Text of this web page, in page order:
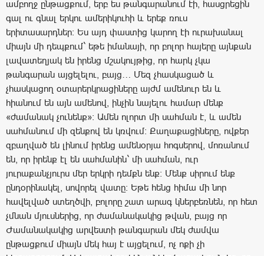
ամբողջ ընթացքում, երբ ես թանգարանում էի, հասցրեցին
գալ ու գնալ երկու ամերիկուհի և երեք ռուս
երիտասարդներ։ Ես այդ փաստից կարող էի ուրախանալ
միայն մի դեպքում` եթե իմանայի, որ բոլոր հայերը այնքան
լավատեղյակ են իրենց մշակույթից, որ հարկ չկա
թանգարան այցելելու, բայց… Մեզ չհասկացած և
չհասկացող օտարերկրացիները այժմ ամենուր են և
հիանում են այն ամենով, ինչին նայելու համար մենք
«ժամանակ չունենք»։ Ամեն ոլորտ մի սահման է, և ամեն
սահմանում մի զենքով են կռվում։ Քաղաքացիները, ովքեր
զբաղված են լինում իրենց ամենօրյա հոգսերով, մոռանում
են, որ իրենք էլ են սահմանին` մի սահման, ուր
յուրաքանչյուրս մեր երկրի դեմքն ենք։ Մենք սիրում ենք
ընդօրինակել, սովորել վատը։ Եթե հենց հիմա մի նոր
հավելված ստեղծվի, բոլորը շատ արագ կներբեռնեն, որ հետ
չմնան մյուսներից, որ ժամանակակից թվան, բայց որ
Ժամանակակից արվեստի թանգարան մեկ ժամվա
ընթացքում միայն մեկ հայ է այցելում, ոչ ոքի չի